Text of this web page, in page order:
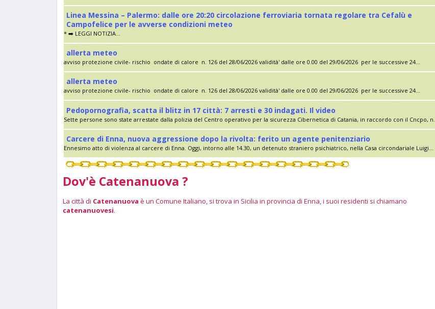
Linea Messina – Palermo: dalle ore 20:20 circolazione ferroviaria tornata regolare tra Cefalù e
Campofelice per le avverse condizioni meteo
* ➡️ LEGGI NOTIZIA...
allerta meteo
avviso protezione civile- rischio ondate di calore n. 126 del 28/06/2026 validità' dalle ore 0.00 del 29/06/2026 per le successive 24...
allerta meteo
avviso protezione civile- rischio ondate di calore n. 126 del 28/06/2026 validità' dalle ore 0.00 del 29/06/2026 per le successive 24...
Pedopornografia, scatta il blitz in 17 città: 7 arresti e 30 indagati. Il video
Sette persone sono state arrestate dalla polizia del Centro operativo per la sicurezza Cibernetica di Catania, in raccordo con il Cncpo, n...
Carcere di Enna, nuova aggressione dopo la rivolta: ferito un agente penitenziario
Ennesimo atto di violenza al carcere di Enna. Oggi, intorno alle 14.30, un detenuto straniero psichiatrico, nella Casa circondariale Luigi...
Dov'è Catenanuova ?
La città di Catenanuova è un Comune Italiano, si trova in Sicilia in provincia di Enna, i suoi residenti si chiamano
catenanuovesi.